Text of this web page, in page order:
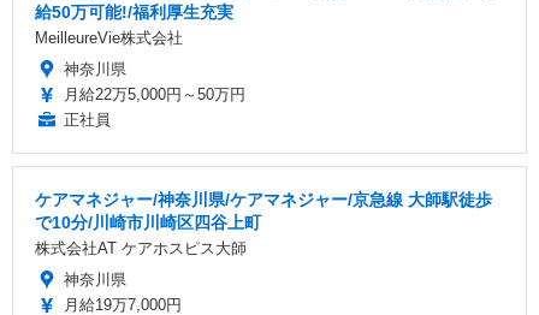
給50万可能!/福利厚生充実
MeilleureVie株式会社
神奈川県
月給22万5,000円～50万円
正社員
ケアマネジャー/神奈川県/ケアマネジャー/京急線 大師駅徒歩
で10分/川崎市川崎区四谷上町
株式会社AT ケアホスピス大師
神奈川県
月給19万7,000円